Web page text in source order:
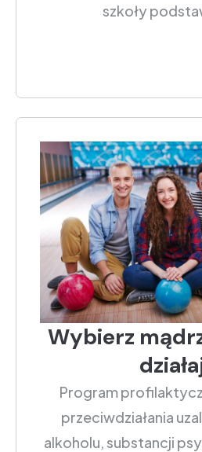
szkoły
Wybierz
Program
przeciwdziałania
alkoholu, substancji